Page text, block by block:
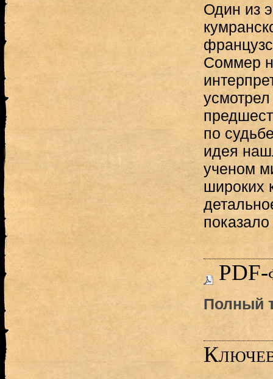
Один из
Соммер
по
идея
ученом
широких
PDF-
Полный